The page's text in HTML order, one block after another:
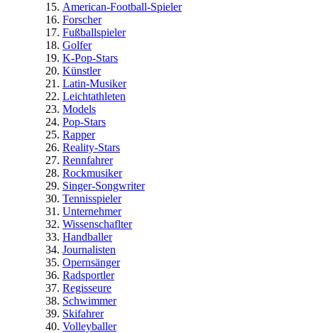
American-Football-Spieler
Forscher
Fußballspieler
Golfer
K-Pop-Stars
Künstler
Latin-Musiker
Leichtathleten
Models
Pop-Stars
Rapper
Reality-Stars
Rennfahrer
Rockmusiker
Singer-Songwriter
Tennisspieler
Unternehmer
Wissenschaflter
Handballer
Journalisten
Opernsänger
Radsportler
Regisseure
Schwimmer
Skifahrer
Volleyballer